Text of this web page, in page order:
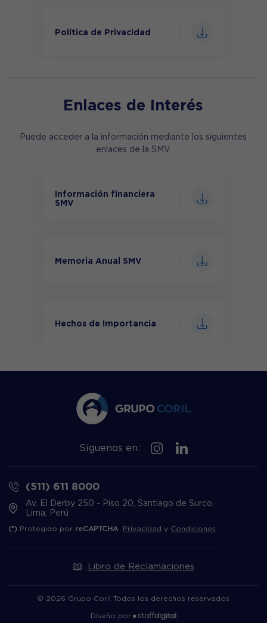
Política de Privacidad
Condiciones de Uso de
Enlaces de Interés
Puede acceder a la información mediante los siguientes
enlaces de la SMV
Información financiera
SMV
Memoria Anual SMV
Hechos de Importancia
Síguenos en:
(511) 611 8000
Av. El Derby 250 - Piso 20, Santiago de Surco,
Lima, Perú
(*) Protegido por reCAPTCHA Privacidad y Condiciones
Libro de Reclamaciones
© 2026 Grupo Coril Todos los derechos reservados
Diseño por